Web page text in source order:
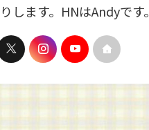
します。HNはAndyです。